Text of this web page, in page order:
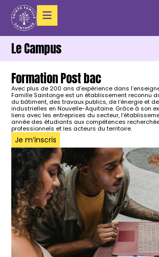
Le Campus
Formation Post bac
Avec plus de 200 ans d’expérience dans
Famille Saintonge est un établissement reconnu
du bâtiment, des travaux publics, de l’énergie et
industrielles en Nouvelle-Aquitaine. Grâce à son
liens avec les entreprises du secteur,
année des étudiants aux compétences
professionnels et les acteurs du territoire.
Je m’inscris